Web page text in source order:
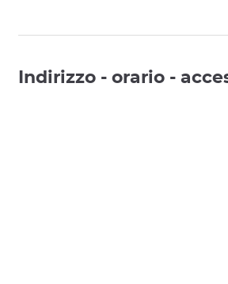
Indirizzo - orario -